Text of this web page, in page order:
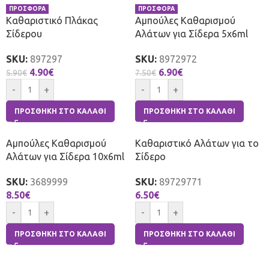
ΠΡΟΣΦΟΡΑ
Καθαριστικό Πλάκας
Σίδερου
SKU: 897297
5.90€ 4.90€
-
+
ΠΡΟΣΘΉΚΗ ΣΤΟ ΚΑΛΆΘΙ
ΠΡΟΣΦΟΡΑ
Αμπούλες Καθαρισμού
Αλάτων για Σίδερα 5x6ml
SKU: 8972972
7.50€ 6.90€
-
+
ΠΡΟΣΘΉΚΗ ΣΤΟ ΚΑΛΆΘΙ
Αμπούλες Καθαρισμού
Αλάτων για Σίδερα 10x6ml
SKU: 3689999
8.50€
-
+
ΠΡΟΣΘΉΚΗ ΣΤΟ ΚΑΛΆΘΙ
Καθαριστικό Αλάτων για το
Σίδερο
SKU: 89729771
6.50€
-
+
ΠΡΟΣΘΉΚΗ ΣΤΟ ΚΑΛΆΘΙ